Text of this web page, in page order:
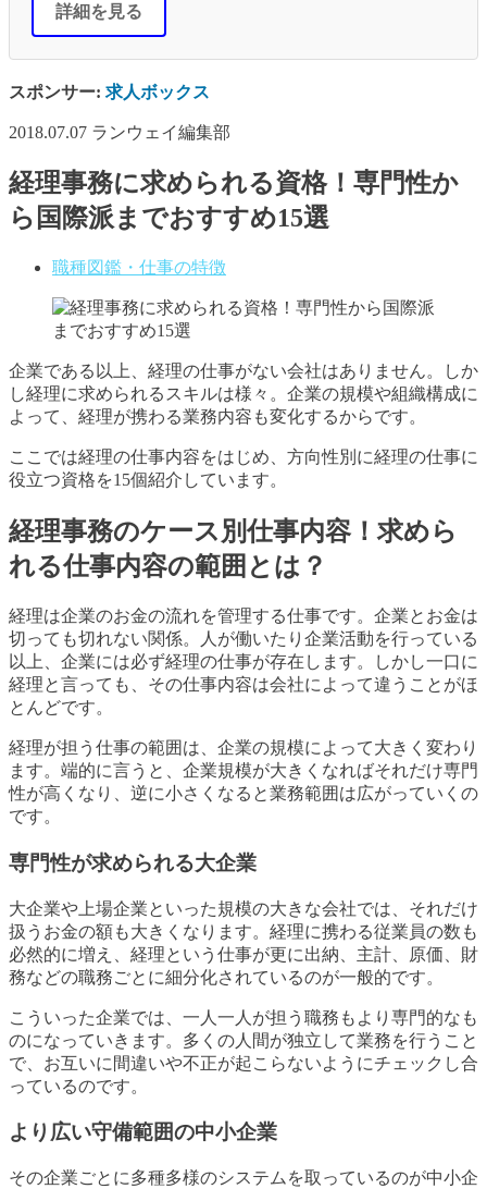
詳細を見る
スポンサー: 求人ボックス
2018.07.07 ランウェイ編集部
経理事務に求められる資格！専門性か
ら国際派までおすすめ15選
職種図鑑・仕事の特徴
企業である以上、経理の仕事がない会社はありません。しか
し経理に求められるスキルは様々。企業の規模や組織構成に
よって、経理が携わる業務内容も変化するからです。
ここでは経理の仕事内容をはじめ、方向性別に経理の仕事に
役立つ資格を15個紹介しています。
経理事務のケース別仕事内容！求めら
れる仕事内容の範囲とは？
経理は企業のお金の流れを管理する仕事です。企業とお金は
切っても切れない関係。人が働いたり企業活動を行っている
以上、企業には必ず経理の仕事が存在します。しかし一口に
経理と言っても、その仕事内容は会社によって違うことがほ
とんどです。
経理が担う仕事の範囲は、企業の規模によって大きく変わり
ます。端的に言うと、企業規模が大きくなればそれだけ専門
性が高くなり、逆に小さくなると業務範囲は広がっていくの
です。
専門性が求められる大企業
大企業や上場企業といった規模の大きな会社では、それだけ
扱うお金の額も大きくなります。経理に携わる従業員の数も
必然的に増え、経理という仕事が更に出納、主計、原価、財
務などの職務ごとに細分化されているのが一般的です。
こういった企業では、一人一人が担う職務もより専門的なも
のになっていきます。多くの人間が独立して業務を行うこと
で、お互いに間違いや不正が起こらないようにチェックし合
っているのです。
より広い守備範囲の中小企業
その企業ごとに多種多様のシステムを取っているのが中小企